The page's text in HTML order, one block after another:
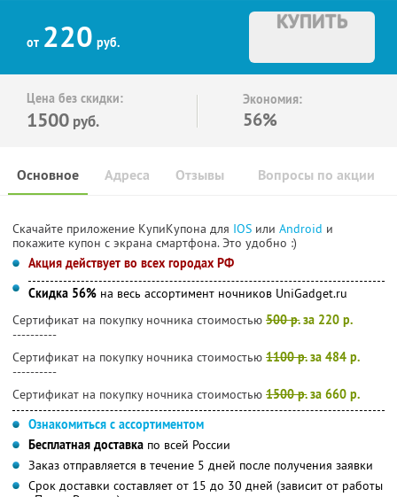
от 220 руб.
КУПИТЬ
Цена без скидки:
1500 руб.
Экономия:
56%
Основное Отзывы Вопросы по акции
Адреса
Скачайте приложение КупиКупона для IOS или Android и
покажите купон с экрана смартфона. Это удобно :)
Акция действует во всех городах РФ
Скидка 56% на весь ассортимент ночников UniGadget.ru
Сертификат на покупку ночника стоимостью 500 р.за 220 р.
----------
Сертификат на покупку ночника стоимостью 1100 р.за 484 р.
----------
Сертификат на покупку ночника стоимостью 1500 р.за 660 р.
Ознакомиться с ассортиментом
Бесплатная доставка по всей России
Заказ отправляется в течение 5 дней после получения заявки
Срок доставки составляет от 15 до 30 дней (зависит от работы